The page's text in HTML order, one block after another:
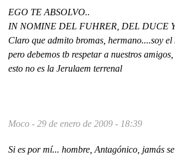
EGO TE ABSOLVO..
IN NOMINE DEL FUHRER, DEL DUCE
Claro que admito bromas, hermano....soy
pero debemos tb respetar a nuestros
esto no es la Jerulaem terrenal
Moco - 29 de enero de 2009 - 18:39
Si es por mí... hombre, Antagónico, jamás